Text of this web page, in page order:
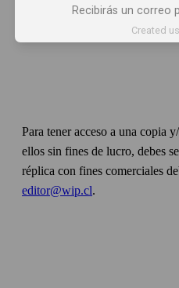
Para tener acceso a una copia
ellos sin fines de lucro, debes
réplica con fines comerciales
editor@wip.cl.
Recibirás un correo
Created